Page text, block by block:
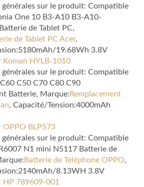
générales sur le produit: Compatible
One 10 B3-A10 B3-A10-
de Tablet PC,
de Tablet PC Acer,
19.68Wh 3.8V
Koman HYLB-1010
générales sur le produit: Compatible
C50 C70 C80 C90
Batterie, Marque: Remplacement
, Capacité/Tension:4000mAh
OPPO BLP573
générales sur le produit: Compatible
N1 mini N5117 Batterie de
Batterie de Téléphone OPPO,
8.13WH 3.8V
HP 789609-001